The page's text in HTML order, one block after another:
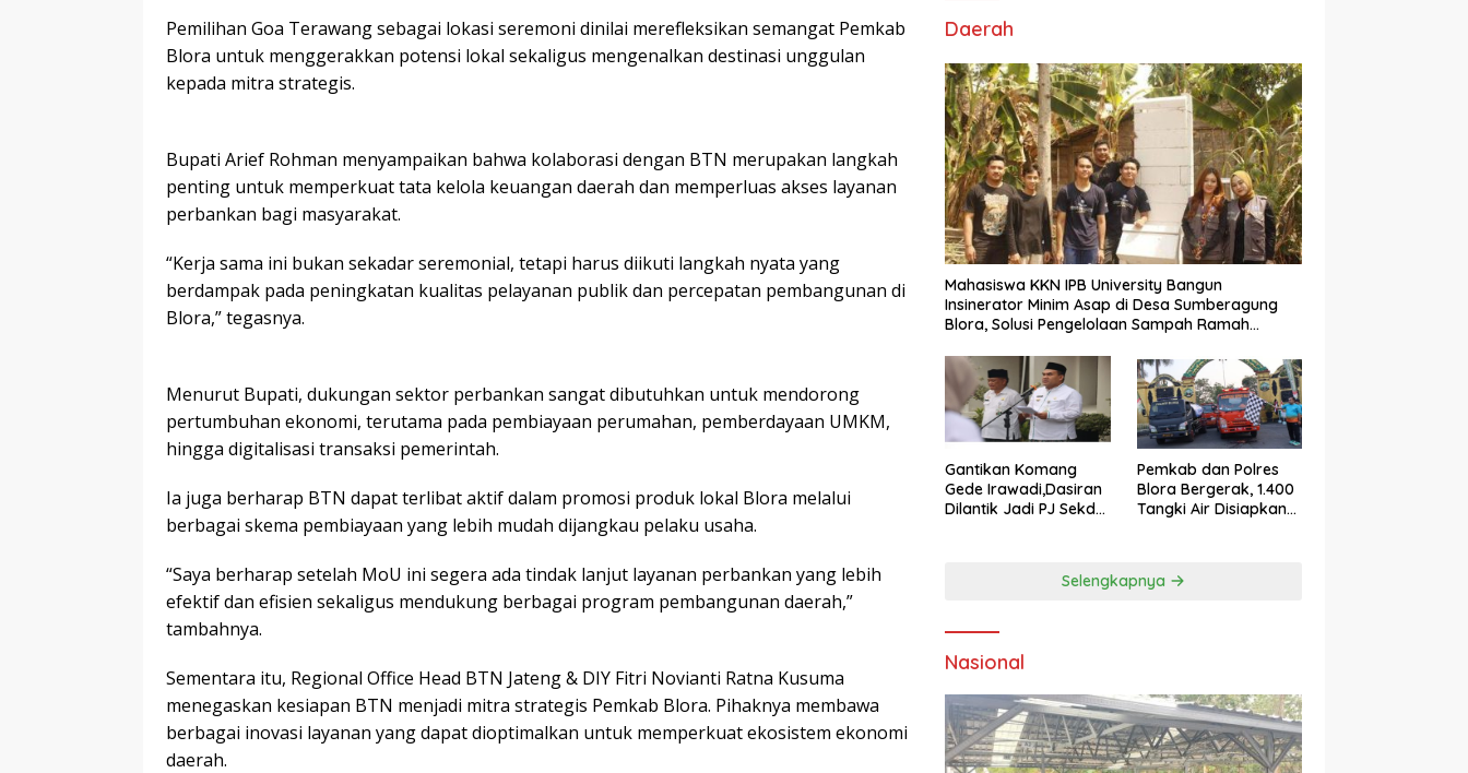
Pemilihan Goa Terawang sebagai lokasi seremoni dinilai merefleksikan semangat Pemkab
Blora untuk menggerakkan potensi lokal sekaligus mengenalkan destinasi unggulan
kepada mitra strategis.
Bupati Arief Rohman menyampaikan bahwa kolaborasi dengan BTN merupakan langkah
penting untuk memperkuat tata kelola keuangan daerah dan memperluas akses layanan
perbankan bagi masyarakat.
‎“Kerja sama ini bukan sekadar seremonial, tetapi harus diikuti langkah nyata yang
berdampak pada peningkatan kualitas pelayanan publik dan percepatan pembangunan di
Blora,” tegasnya.
Menurut Bupati, dukungan sektor perbankan sangat dibutuhkan untuk mendorong
pertumbuhan ekonomi, terutama pada pembiayaan perumahan, pemberdayaan UMKM,
hingga digitalisasi transaksi pemerintah.
Ia juga berharap BTN dapat terlibat aktif dalam promosi produk lokal Blora melalui
berbagai skema pembiayaan yang lebih mudah dijangkau pelaku usaha.
‎“Saya berharap setelah MoU ini segera ada tindak lanjut layanan perbankan yang lebih
efektif dan efisien sekaligus mendukung berbagai program pembangunan daerah,”
tambahnya.
‎Sementara itu, Regional Office Head BTN Jateng & DIY Fitri Novianti Ratna Kusuma
menegaskan kesiapan BTN menjadi mitra strategis Pemkab Blora. Pihaknya membawa
berbagai inovasi layanan yang dapat dioptimalkan untuk memperkuat ekosistem ekonomi
daerah.
Daerah
Mahasiswa KKN IPB University Bangun
Insinerator Minim Asap di Desa Sumberagung
Blora, Solusi Pengelolaan Sampah Ramah
Gantikan Komang
Gede Irawadi,Dasiran
Dilantik Jadi PJ Sekda
Pemkab dan Polres
Blora Bergerak, 1.400
Tangki Air Disiapkan
Selengkapnya
Nasional